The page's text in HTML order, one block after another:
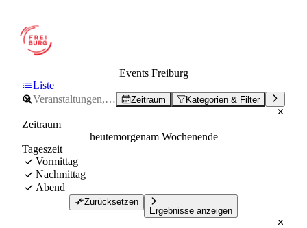
Events Freiburg
Liste
Zeitraum Kategorien & Filter
Zeitraum
heutemorgenam Wochenende
Tageszeit
Vormittag
Nachmittag
Abend
Zurücksetzen
Ergebnisse anzeigen